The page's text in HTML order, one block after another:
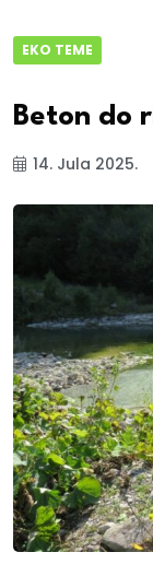
EKO TEME
Beton do
14. Jula 2025.